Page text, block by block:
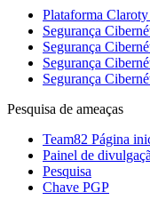
Plataforma
Segurança
Segurança
Segurança
Segurança
Pesquisa de ameaças
Team82 Página
Painel de
Pesquisa
Chave PGP